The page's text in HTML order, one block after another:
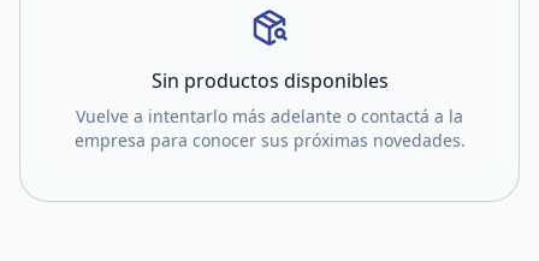
Sin productos disponibles
Vuelve a intentarlo más adelante o contactá a la
empresa para conocer sus próximas novedades.